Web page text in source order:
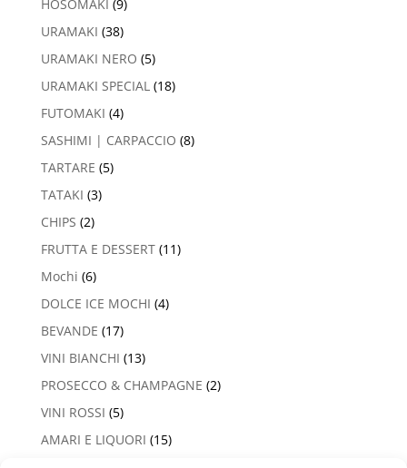
HOSOMAKI (9)
URAMAKI (38)
URAMAKI NERO (5)
URAMAKI SPECIAL (18)
FUTOMAKI (4)
SASHIMI | CARPACCIO (8)
TARTARE (5)
TATAKI (3)
CHIPS (2)
FRUTTA E DESSERT (11)
Mochi (6)
DOLCE ICE MOCHI (4)
BEVANDE (17)
VINI BIANCHI (13)
PROSECCO & CHAMPAGNE (2)
VINI ROSSI (5)
AMARI E LIQUORI (15)